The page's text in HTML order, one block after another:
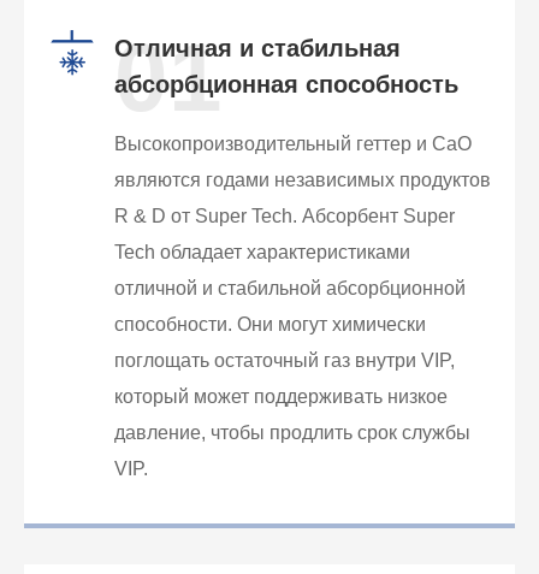
Отличная и стабильная
абсорбционная способность
01
Высокопроизводительный геттер и CaO
являются годами независимых продуктов
R & D от Super Tech. Абсорбент Super
Tech обладает характеристиками
отличной и стабильной абсорбционной
способности. Они могут химически
поглощать остаточный газ внутри VIP,
который может поддерживать низкое
давление, чтобы продлить срок службы
VIP.